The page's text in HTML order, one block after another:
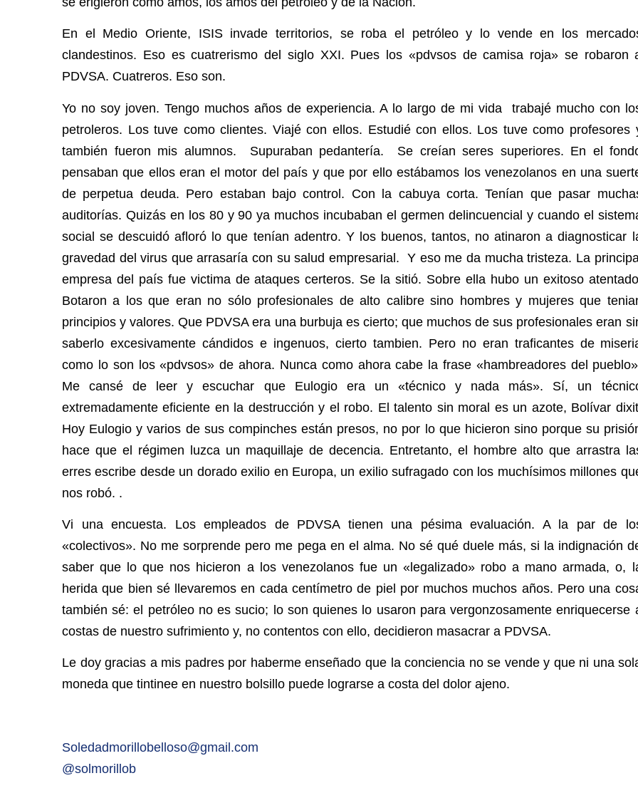
En el Medio Oriente, ISIS invade territorios, se roba el petróleo y lo vende en los
clandestinos. Eso es cuatrerismo del siglo XXI. Pues los «pdvsos de camisa roja» se robaron
PDVSA. Cuatreros. Eso son.
Yo no soy joven. Tengo muchos años de experiencia. A lo largo de mi vida trabajé mucho con
petroleros. Los tuve como clientes. Viajé con ellos. Estudié con ellos. Los tuve como profesores
también fueron mis alumnos. Supuraban pedantería. Se creían seres superiores. En el
pensaban que ellos eran el motor del país y que por ello estábamos los venezolanos en una
de perpetua deuda. Pero estaban bajo control. Con la cabuya corta. Tenían que pasar
auditorías. Quizás en los 80 y 90 ya muchos incubaban el germen delincuencial y cuando el
social se descuidó afloró lo que tenían adentro. Y los buenos, tantos, no atinaron a diagnosticar
gravedad del virus que arrasaría con su salud empresarial. Y eso me da mucha tristeza. La
empresa del país fue victima de ataques certeros. Se la sitió. Sobre ella hubo un exitoso
Botaron a los que eran no sólo profesionales de alto calibre sino hombres y mujeres que
principios y valores. Que PDVSA era una burbuja es cierto; que muchos de sus profesionales eran
saberlo excesivamente cándidos e ingenuos, cierto tambien. Pero no eran traficantes de
como lo son los «pdvsos» de ahora. Nunca como ahora cabe la frase «hambreadores del
Me cansé de leer y escuchar que Eulogio era un «técnico y nada más». Sí, un
extremadamente eficiente en la destrucción y el robo. El talento sin moral es un azote, Bolívar
Hoy Eulogio y varios de sus compinches están presos, no por lo que hicieron sino porque su
hace que el régimen luzca un maquillaje de decencia. Entretanto, el hombre alto que arrastra
erres escribe desde un dorado exilio en Europa, un exilio sufragado con los muchísimos millones
nos robó. .
Vi una encuesta. Los empleados de PDVSA tienen una pésima evaluación. A la par de
«colectivos». No me sorprende pero me pega en el alma. No sé qué duele más, si la indignación
saber que lo que nos hicieron a los venezolanos fue un «legalizado» robo a mano armada, o,
herida que bien sé llevaremos en cada centímetro de piel por muchos muchos años. Pero una
también sé: el petróleo no es sucio; lo son quienes lo usaron para vergonzosamente enriquecerse
costas de nuestro sufrimiento y, no contentos con ello, decidieron masacrar a PDVSA.
Le doy gracias a mis padres por haberme enseñado que la conciencia no se vende y que ni una
moneda que tintinee en nuestro bolsillo puede lograrse a costa del dolor ajeno.
Soledadmorillobelloso@gmail.com
@solmorillob